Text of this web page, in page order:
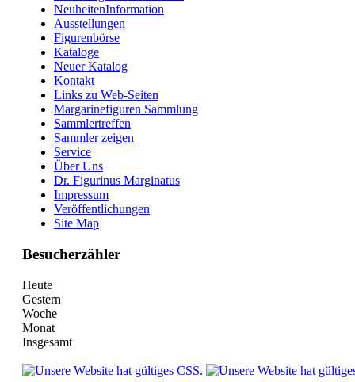
NeuheitenInformation
Ausstellungen
Figurenbörse
Kataloge
Neuer Katalog
Kontakt
Links zu Web-Seiten
Margarinefiguren Sammlung
Sammlertreffen
Sammler zeigen
Service
Über Uns
Dr. Figurinus Marginatus
Impressum
Veröffentlichungen
Site Map
Besucherzähler
Heute
Gestern
Woche
Monat
Insgesamt